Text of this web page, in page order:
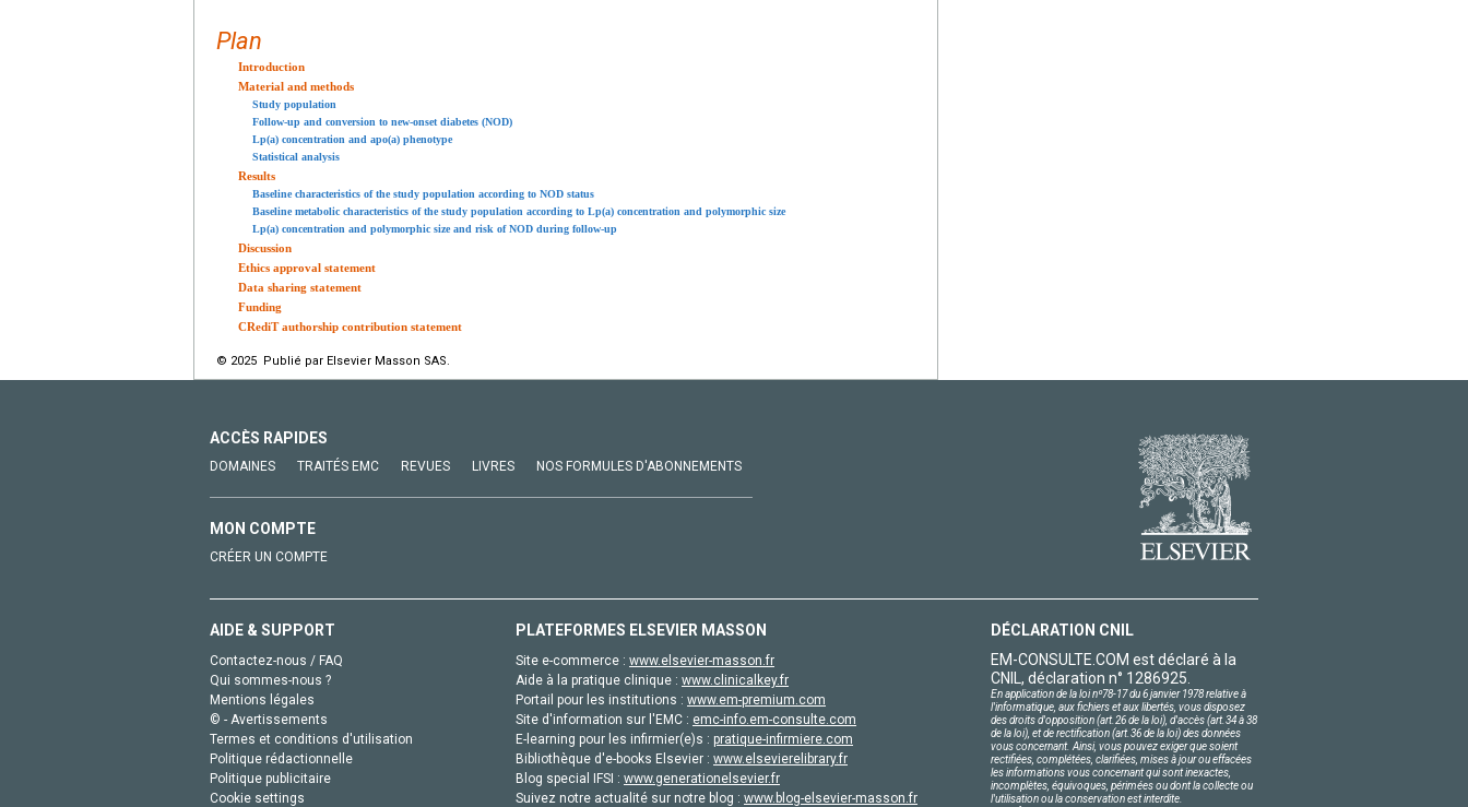
Plan
Introduction
Material and methods
Study population
Follow-up and conversion to new-onset diabetes (NOD)
Lp(a) concentration and apo(a) phenotype
Statistical analysis
Results
Baseline characteristics of the study population according to NOD status
Baseline metabolic characteristics of the study population according to Lp(a) concentration and polymorphic size
Lp(a) concentration and polymorphic size and risk of NOD during follow-up
Discussion
Ethics approval statement
Data sharing statement
Funding
CRediT authorship contribution statement
© 2025 Publié par Elsevier Masson SAS.
ACCÈS RAPIDES
DOMAINES TRAITÉS EMC REVUES LIVRES NOS FORMULES D'ABONNEMENTS
MON COMPTE
CRÉER UN COMPTE
AIDE & SUPPORT
Contactez-nous / FAQ
Qui sommes-nous ?
Mentions légales
© - Avertissements
Termes et conditions d'utilisation
Politique rédactionnelle
Politique publicitaire
Cookie settings
PLATEFORMES ELSEVIER MASSON
Site e-commerce : www.elsevier-masson.fr
Aide à la pratique clinique : www.clinicalkey.fr
Portail pour les institutions : www.em-premium.com
Site d'information sur l'EMC : emc-info.em-consulte.com
E-learning pour les infirmier(e)s : pratique-infirmiere.com
Bibliothèque d'e-books Elsevier : www.elsevierelibrary.fr
Blog special IFSI : www.generationelsevier.fr
Suivez notre actualité sur notre blog : www.blog-elsevier-masson.fr
DÉCLARATION CNIL
EM-CONSULTE.COM est déclaré à la
CNIL, déclaration n° 1286925.
En application de la loi nº78-17 du 6 janvier 1978 relative à
l'informatique, aux fichiers et aux libertés, vous disposez
des droits d'opposition (art.26 de la loi), d'accès (art.34 à 38
de la loi), et de rectification (art.36 de la loi) des données
vous concernant. Ainsi, vous pouvez exiger que soient
rectifiées, complétées, clarifiées, mises à jour ou effacées
les informations vous concernant qui sont inexactes,
incomplètes, équivoques, périmées ou dont la collecte ou
l'utilisation ou la conservation est interdite.